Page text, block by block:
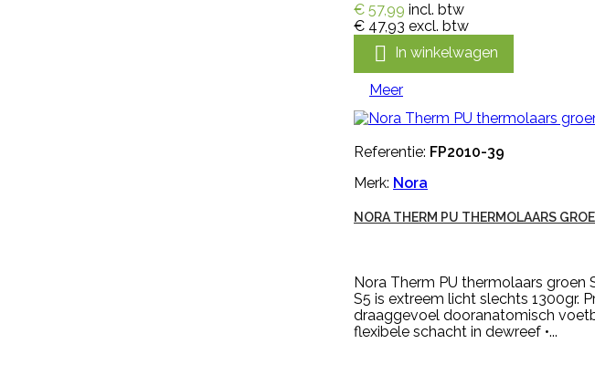
€ 57,99 incl. btw
€ 47,93 excl. btw
 In winkelwagen
Meer
Referentie: FP2010-39
Merk: Nora
NORA THERM PU THERMOLAARS
Nora Therm PU thermolaars groen
S5 is extreem licht slechts 1300gr.
draaggevoel dooranatomisch
flexibele schacht in dewreef •...